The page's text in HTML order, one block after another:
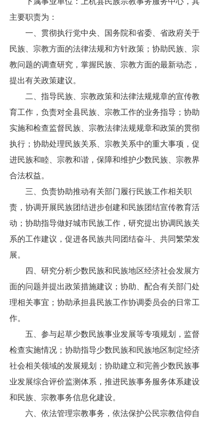
主要职责为：
一、贯彻执行党中央、国务院和省委、省政府关于
民族、宗教方面的法律法规和方针政策；协助民族、宗
教问题的调查研究，掌握民族、宗教方面的最新动态，
提出有关政策建议。
二、指导民族、宗教政策和法律法规规章的宣传教
育工作，负责对全县民族、宗教工作的业务指导；协助
实施和检查监督民族、宗教法律法规规章和政策的贯彻
执行；协助处理民族关系、宗教关系中的重大事项，促
进民族和睦、宗教和谐，保障和维护少数民族、宗教界
合法权益。
三、负责协助推动有关部门履行民族工作相关职
责，协调开展民族团结进步创建和民族团结宣传教育活
动；协助指导做好城市民族工作，研究提出协调民族关
系的工作建议，促进各民族共同团结奋斗、共同繁荣发
展。
四、研究分析少数民族和民族地区经济社会发展方
面的问题并提出政策措施建议；协助、配合有关部门处
理相关事宜；协助承担县民族工作协调委员会的日常工
作。
五、参与起草少数民族事业发展等专项规划，监督
检查实施情况；协助指导少数民族和民族地区制定经济
社会相关领域的发展规划；协助建立和完善少数民族事
业发展综合评价监测体系，推进民族事务服务体系建设
和民族、宗教事务信息化建设。
六、依法管理宗教事务，依法保护公民宗教信仰自